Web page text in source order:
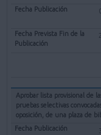
Aprobar lista provisional de
pruebas selectivas
oposición, de una plaza de